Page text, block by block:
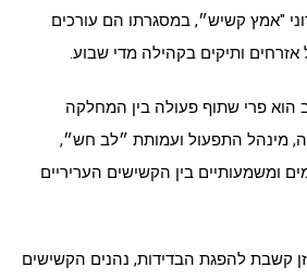
"אמץ קשיש״, במסגרתו הם עורכים
אזרחים ותיקים בקהילה מדי שבוע.
הוא פרי שתוף פעולה בין המחלקה
מינהל התפעול ועמותת ״לב חש״,
ומשמעותיים בין הקשישים העריריים
קשבת להפגת הבדידות, נהנים הקשישים